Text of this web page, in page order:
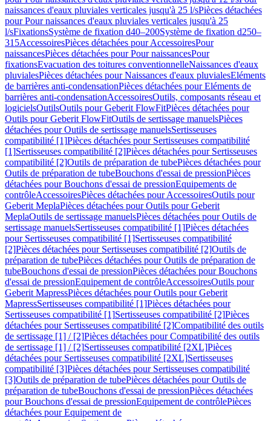
naissances d'eaux pluviales verticales jusqu'à 25 l/sPièces détachées
pour Pour naissances d'eaux pluviales verticales jusqu'à 25
l/sFixationsSystème de fixation d40–200Système de fixation d250–
315AccessoiresPièces détachées pour AccessoiresPour
naissancesPièces détachées pour Pour naissancesPour
fixationsEvacuation des toitures conventionnelleNaissances d'eaux
pluvialesPièces détachées pour Naissances d'eaux pluvialesEléments
de barrières anti-condensationPièces détachées pour Eléments de
barrières anti-condensationAccessoiresOutils, composants réseau et
logicielsOutilsOutils pour Geberit FlowFitPièces détachées pour
Outils pour Geberit FlowFitOutils de sertissage manuelsPièces
détachées pour Outils de sertissage manuelsSertisseuses
compatibilité [1]Pièces détachées pour Sertisseuses compatibilité
[1]Sertisseuses compatibilité [2]Pièces détachées pour Sertisseuses
compatibilité [2]Outils de préparation de tubePièces détachées pour
Outils de préparation de tubeBouchons d'essai de pressionPièces
détachées pour Bouchons d'essai de pressionEquipements de
contrôleAccessoiresPièces détachées pour AccessoiresOutils pour
Geberit MeplaPièces détachées pour Outils pour Geberit
MeplaOutils de sertissage manuelsPièces détachées pour Outils de
sertissage manuelsSertisseuses compatibilité [1]Pièces détachées
pour Sertisseuses compatibilité [1]Sertisseuses compatibilité
[2]Pièces détachées pour Sertisseuses compatibilité [2]Outils de
préparation de tubePièces détachées pour Outils de préparation de
tubeBouchons d'essai de pressionPièces détachées pour Bouchons
d'essai de pressionEquipement de contrôleAccessoiresOutils pour
Geberit MapressPièces détachées pour Outils pour Geberit
MapressSertisseuses compatibilité [1]Pièces détachées pour
Sertisseuses compatibilité [1]Sertisseuses compatibilité [2]Pièces
détachées pour Sertisseuses compatibilité [2]Compatibilité des outils
de sertissage [1] / [2]Pièces détachées pour Compatibilité des outils
de sertissage [1] / [2]Sertisseuses compatibilité [2XL]Pièces
détachées pour Sertisseuses compatibilité [2XL]Sertisseuses
compatibilité [3]Pièces détachées pour Sertisseuses compatibilité
[3]Outils de préparation de tubePièces détachées pour Outils de
préparation de tubeBouchons d'essai de pressionPièces détachées
pour Bouchons d'essai de pressionEquipement de contrôlePièces
détachées pour Equipement de